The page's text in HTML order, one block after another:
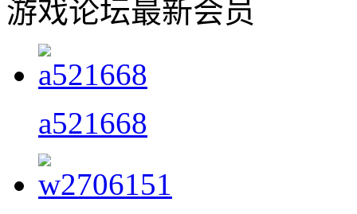
游戏论坛最新会员
a521668